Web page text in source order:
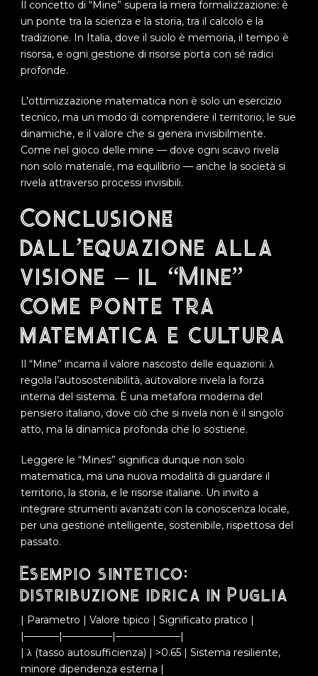
Il concetto di “Mine” supera la mera formalizzazione: è
un ponte tra la scienza e la storia, tra il calcolo e la
tradizione. In Italia, dove il suolo è memoria, il tempo è
risorsa, e ogni gestione di risorse porta con sé radici
profonde.
L’ottimizzazione matematica non è solo un esercizio
tecnico, ma un modo di comprendere il territorio, le sue
dinamiche, e il valore che si genera invisibilmente.
Come nel gioco delle mine — dove ogni scavo rivela
non solo materiale, ma equilibrio — anche la società si
rivela attraverso processi invisibili.
Conclusione:
dall’equazione alla
visione – il “Mine”
come ponte tra
matematica e cultura
Il “Mine” incarna il valore nascosto delle equazioni: λ
regola l’autosostenibilità, autovalore rivela la forza
interna del sistema. È una metafora moderna del
pensiero italiano, dove ciò che si rivela non è il singolo
atto, ma la dinamica profonda che lo sostiene.
Leggere le “Mines” significa dunque non solo
matematica, ma una nuova modalità di guardare il
territorio, la storia, e le risorse italiane. Un invito a
integrare strumenti avanzati con la conoscenza locale,
per una gestione intelligente, sostenibile, rispettosa del
passato.
Esempio sintetico:
distribuzione idrica in Puglia
| Parametro | Valore tipico | Significato pratico |
|———–|—————|——————–|
| λ (tasso autosufficienza) | >0.65 | Sistema resiliente,
minore dipendenza esterna |